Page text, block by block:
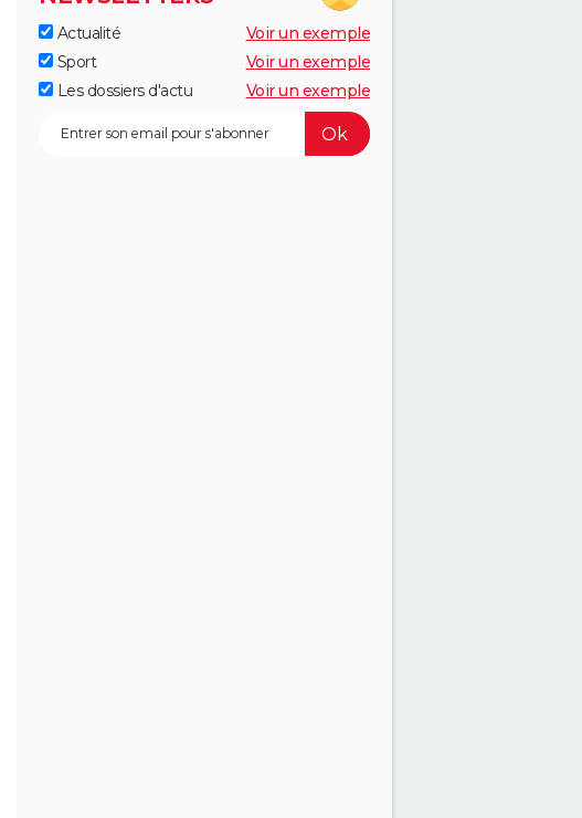
Actualité
Voir un exemple
Sport
Voir un exemple
Les dossiers d'actu
Voir un exemple